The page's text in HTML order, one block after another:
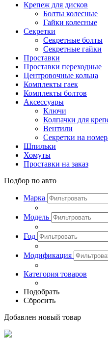
Крепеж для дисков
Болты колесные
Гайки колесные
Секретки
Секретные болты
Секретные гайки
Проставки
Проставки переходные
Центровочные кольца
Комплекты гаек
Комплекты болтов
Аксессуары
Ключи
Колпачки для
Вентили
Секретки на
Шпильки
Хомуты
Проставки на заказ
Подбор по авто
Марка
Модель
Год
Модификация
Категория товаров
Подобрать
Сбросить
Добавлен новый товар